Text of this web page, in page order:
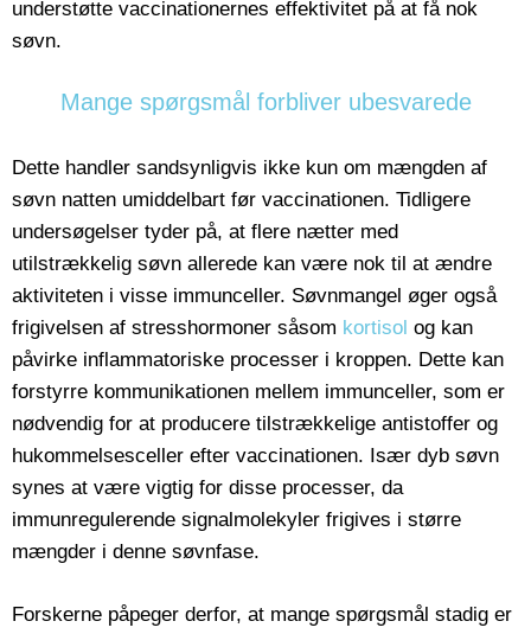
understøtte vaccinationernes effektivitet på at få nok
søvn.
Mange spørgsmål forbliver ubesvarede
Dette handler sandsynligvis ikke kun om mængden af
søvn natten umiddelbart før vaccinationen. Tidligere
undersøgelser tyder på, at flere nætter med
utilstrækkelig søvn allerede kan være nok til at ændre
aktiviteten i visse immunceller. Søvnmangel øger også
frigivelsen af stresshormoner såsom kortisol og kan
påvirke inflammatoriske processer i kroppen. Dette kan
forstyrre kommunikationen mellem immunceller, som er
nødvendig for at producere tilstrækkelige antistoffer og
hukommelsesceller efter vaccinationen. Især dyb søvn
synes at være vigtig for disse processer, da
immunregulerende signalmolekyler frigives i større
mængder i denne søvnfase.
Forskerne påpeger derfor, at mange spørgsmål stadig er